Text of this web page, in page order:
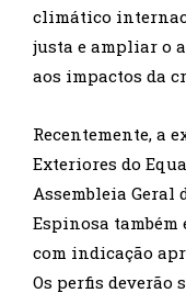
climático
justa e ampliar o
aos impactos da
Recentemente, a
Exteriores do
Assembleia Geral
Espinosa
com indicação
Os perfis deverão